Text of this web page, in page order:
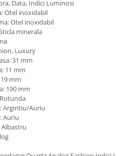
Data, Indici Luminosi
Otel inoxidabil
Otel inoxidabil
minerala
Luxury
31 mm
11 mm
mm
190 mm
Argintiu/Auriu
Auriu
Albastru